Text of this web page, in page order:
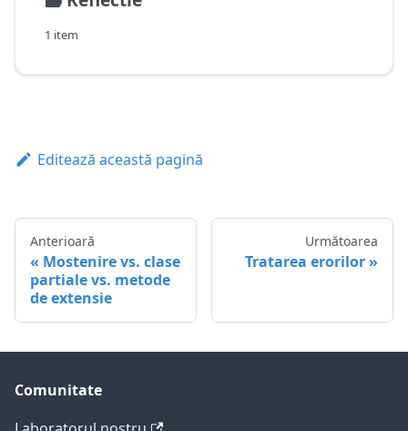
1 item
Editează această pagină
Anterioară
Mostenire vs. clase
partiale vs. metode
de extensie
Următoarea
Tratarea erorilor
Comunitate